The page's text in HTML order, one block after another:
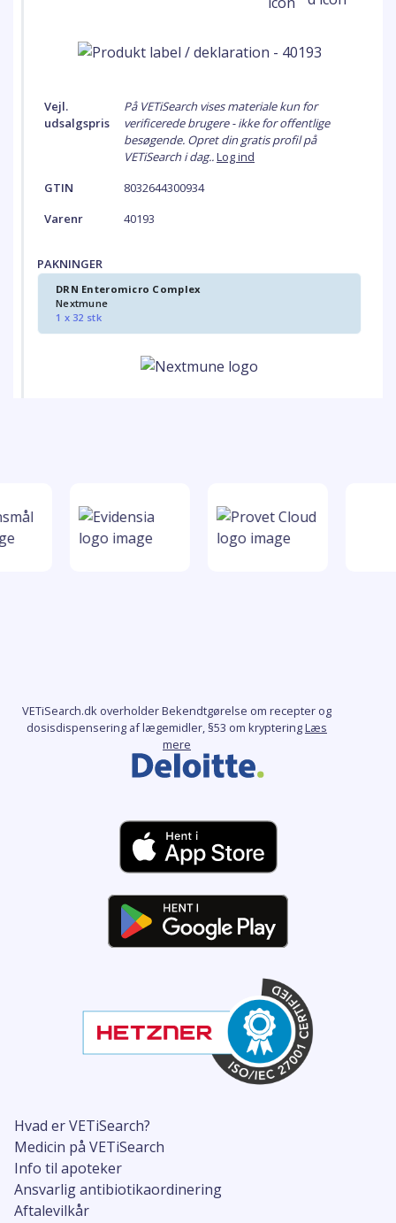
Vejl.
udsalgspris
På VETiSearch vises materiale kun for
verificerede brugere - ikke for offentlige
besøgende. Opret din gratis profil på
VETiSearch i dag..Log ind
GTIN
8032644300934
Varenr
40193
PAKNINGER
DRN Enteromicro Complex
Nextmune
1 x 32 stk
Hvad er VETiSearch?
Medicin på VETiSearch
Info til apoteker
Ansvarlig antibiotikaordinering
Aftalevilkår
VETiSearch.dk overholder Bekendtgørelse om recepter og
dosisdispensering af lægemidler, §53 om krypteringLæs
mere